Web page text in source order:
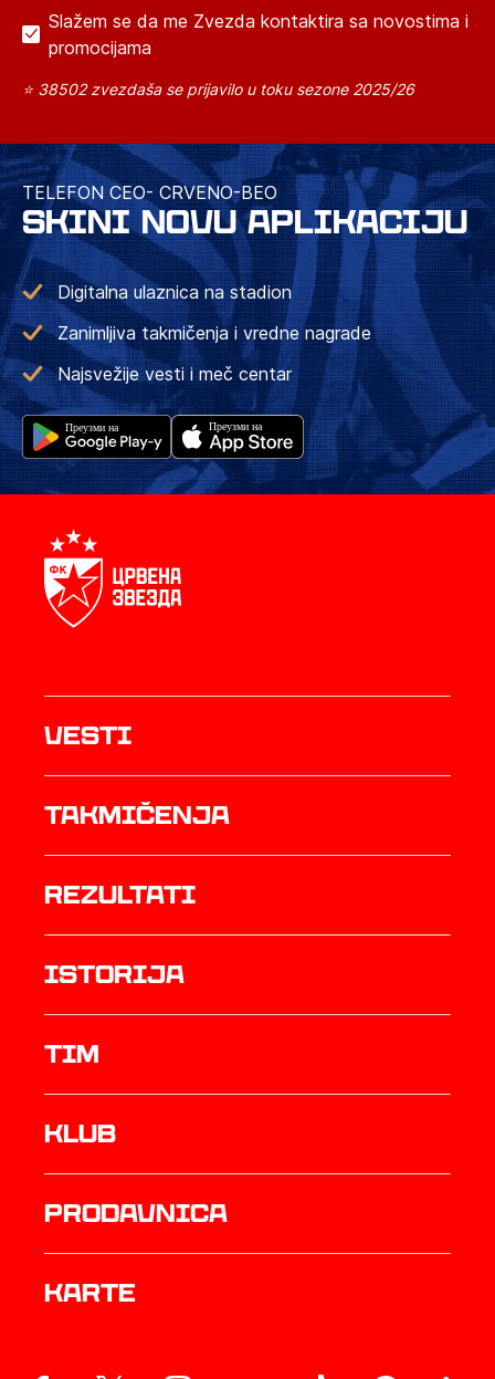
Slažem se da me Zvezda kontaktira sa novostima i
promocijama
⭐ 38502 zvezdaša se prijavilo u toku sezone 2025/26
TELEFON CEO- CRVENO-BEO
SKINI NOVU APLIKACIJU
Digitalna ulaznica na stadion
Zanimljiva takmičenja i vredne nagrade
Najsvežije vesti i meč centar
Vesti
Takmičenja
rezultati
istorija
TIM
Klub
prodavnica
Karte